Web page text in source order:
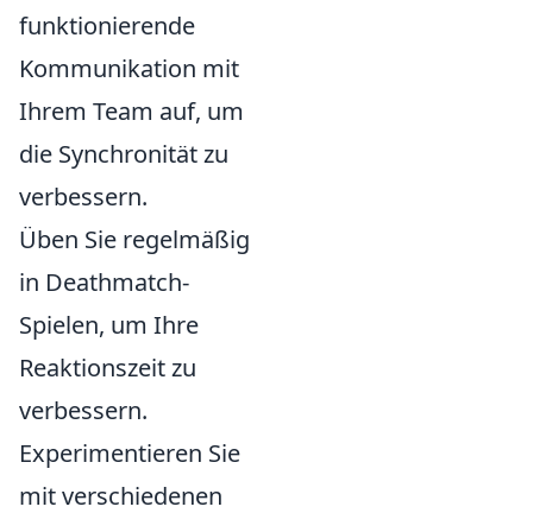
funktionierende
Kommunikation mit
Ihrem Team auf, um
die Synchronität zu
verbessern.
Üben Sie regelmäßig
in Deathmatch-
Spielen, um Ihre
Reaktionszeit zu
verbessern.
Experimentieren Sie
mit verschiedenen